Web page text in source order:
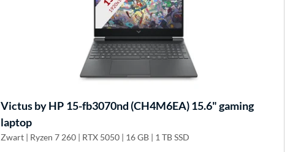
Victus by HP 15-fb3070nd (CH4M6EA) 15.6" gaming
laptop
Zwart | Ryzen 7 260 | RTX 5050 | 16 GB | 1 TB SSD